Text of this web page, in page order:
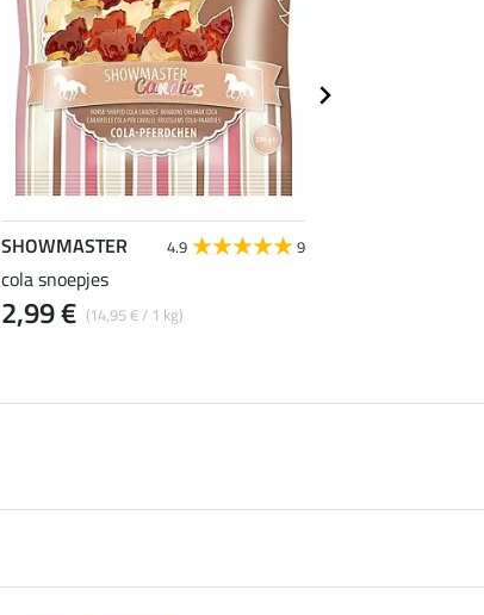
SHOWMASTER 4.9 9
cola snoepjes
(14,95 € / 1 kg)
2,99 €